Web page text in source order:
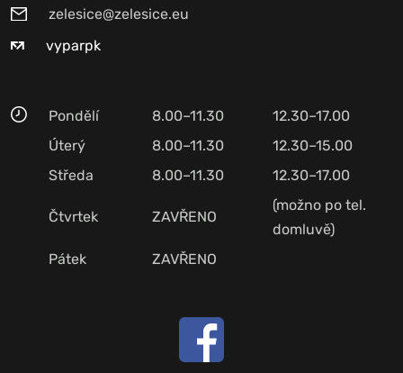
zelesice@zelesice.eu
vyparpk
Pondělí 8.00–11.30
12.30–17.00
Úterý
8.00–11.30
12.30–15.00
Středa
8.00–11.30 12.30–17.00
Čtvrtek ZAVŘENO
(možno po tel.
domluvě)
Pátek
ZAVŘENO